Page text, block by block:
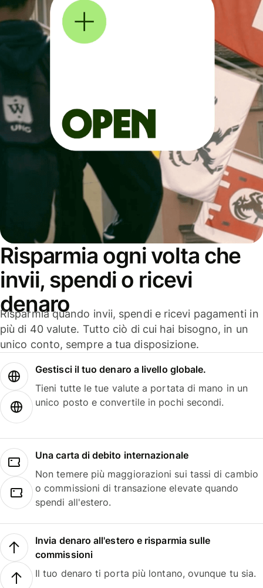
Risparmia ogni volta che
invii, spendi o ricevi
denaro
Risparmia quando invii, spendi e ricevi pagamenti in
più di 40 valute. Tutto ciò di cui hai bisogno, in un
unico conto, sempre a tua disposizione.
Gestisci il tuo denaro a livello globale.
Tieni tutte le tue valute a portata di mano in un
unico posto e convertile in pochi secondi.
Una carta di debito internazionale
Non temere più maggiorazioni sui tassi di cambio
o commissioni di transazione elevate quando
spendi all'estero.
Invia denaro all'estero e risparmia sulle
commissioni
Il tuo denaro ti porta più lontano, ovunque tu sia.